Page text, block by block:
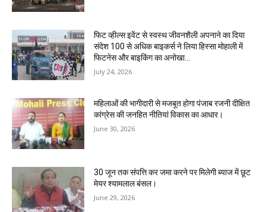
फिट व्हील्स इवेंट से स्वस्थ जीवनशैली अपनाने का दिया
संदेश 100 से अधिक बाइकर्स ने लिया हिस्सा मोहाली में
फिटनेस और बाइकिंग का अनोखा...
July 24, 2026
महिलाओं की भागीदारी से मजबूत होगा पंजाब रजनी दीक्षित
कांग्रेस की जनहित नीतियां विकास का आधार।
June 30, 2026
30 जून तक संपत्ति कर जमा करने पर मिलेगी ब्याज में छूट
मेयर श्यामलाल बंसल।
June 29, 2026